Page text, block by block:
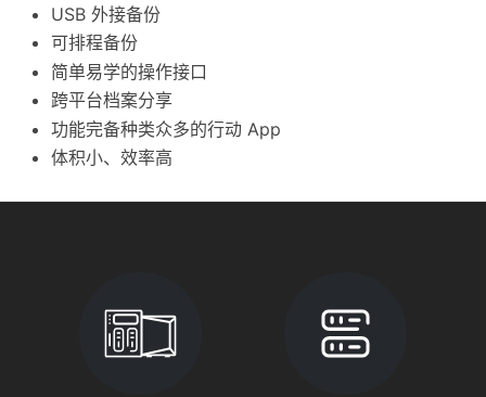
USB 外接备份
可排程备份
简单易学的操作接口
跨平台档案分享
功能完备种类众多的行动 App
体积小、效率高